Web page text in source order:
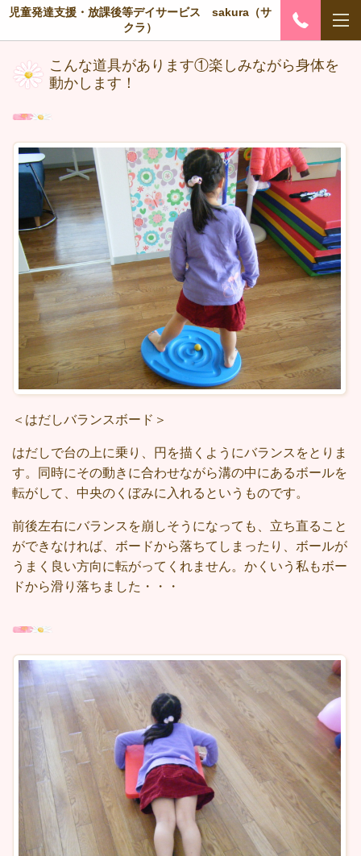
児童発達支援・放課後等デイサービス sakura（サ
クラ）
こんな道具があります①楽しみながら身体を
動かします！
＜はだしバランスボード＞
はだしで台の上に乗り、円を描くようにバランスをとりま
す。同時にその動きに合わせながら溝の中にあるボールを
転がして、中央のくぼみに入れるというものです。
前後左右にバランスを崩しそうになっても、立ち直ること
ができなければ、ボードから落ちてしまったり、ボールが
うまく良い方向に転がってくれません。かくいう私もボー
ドから滑り落ちました・・・